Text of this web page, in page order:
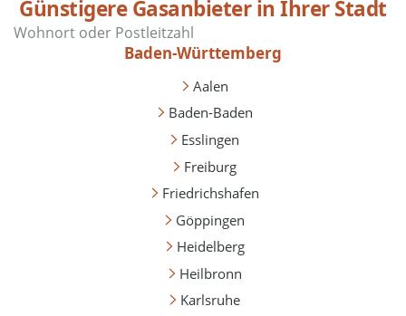
Günstigere Gasanbieter in Ihrer Stadt
Baden-Württemberg
Aalen
Baden-Baden
Esslingen
Freiburg
Friedrichshafen
Göppingen
Heidelberg
Heilbronn
Karlsruhe